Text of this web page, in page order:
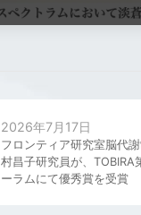
2026年7月17日
フロンティア研究室脳代
村昌子研究員が、TOBIRA
ーラムにて優秀賞を受賞